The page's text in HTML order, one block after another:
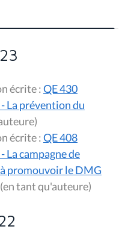
Question écrite :QE 430
La prévention du
qu'auteure)
Question écrite :QE 408
campagne de
promouvoir le DMG
(en tant qu'auteure)